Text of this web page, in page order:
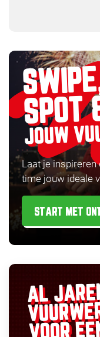
SPOT
JOUW
Laat je inspireren
time jouw ideale
START MET
AL
VOOR